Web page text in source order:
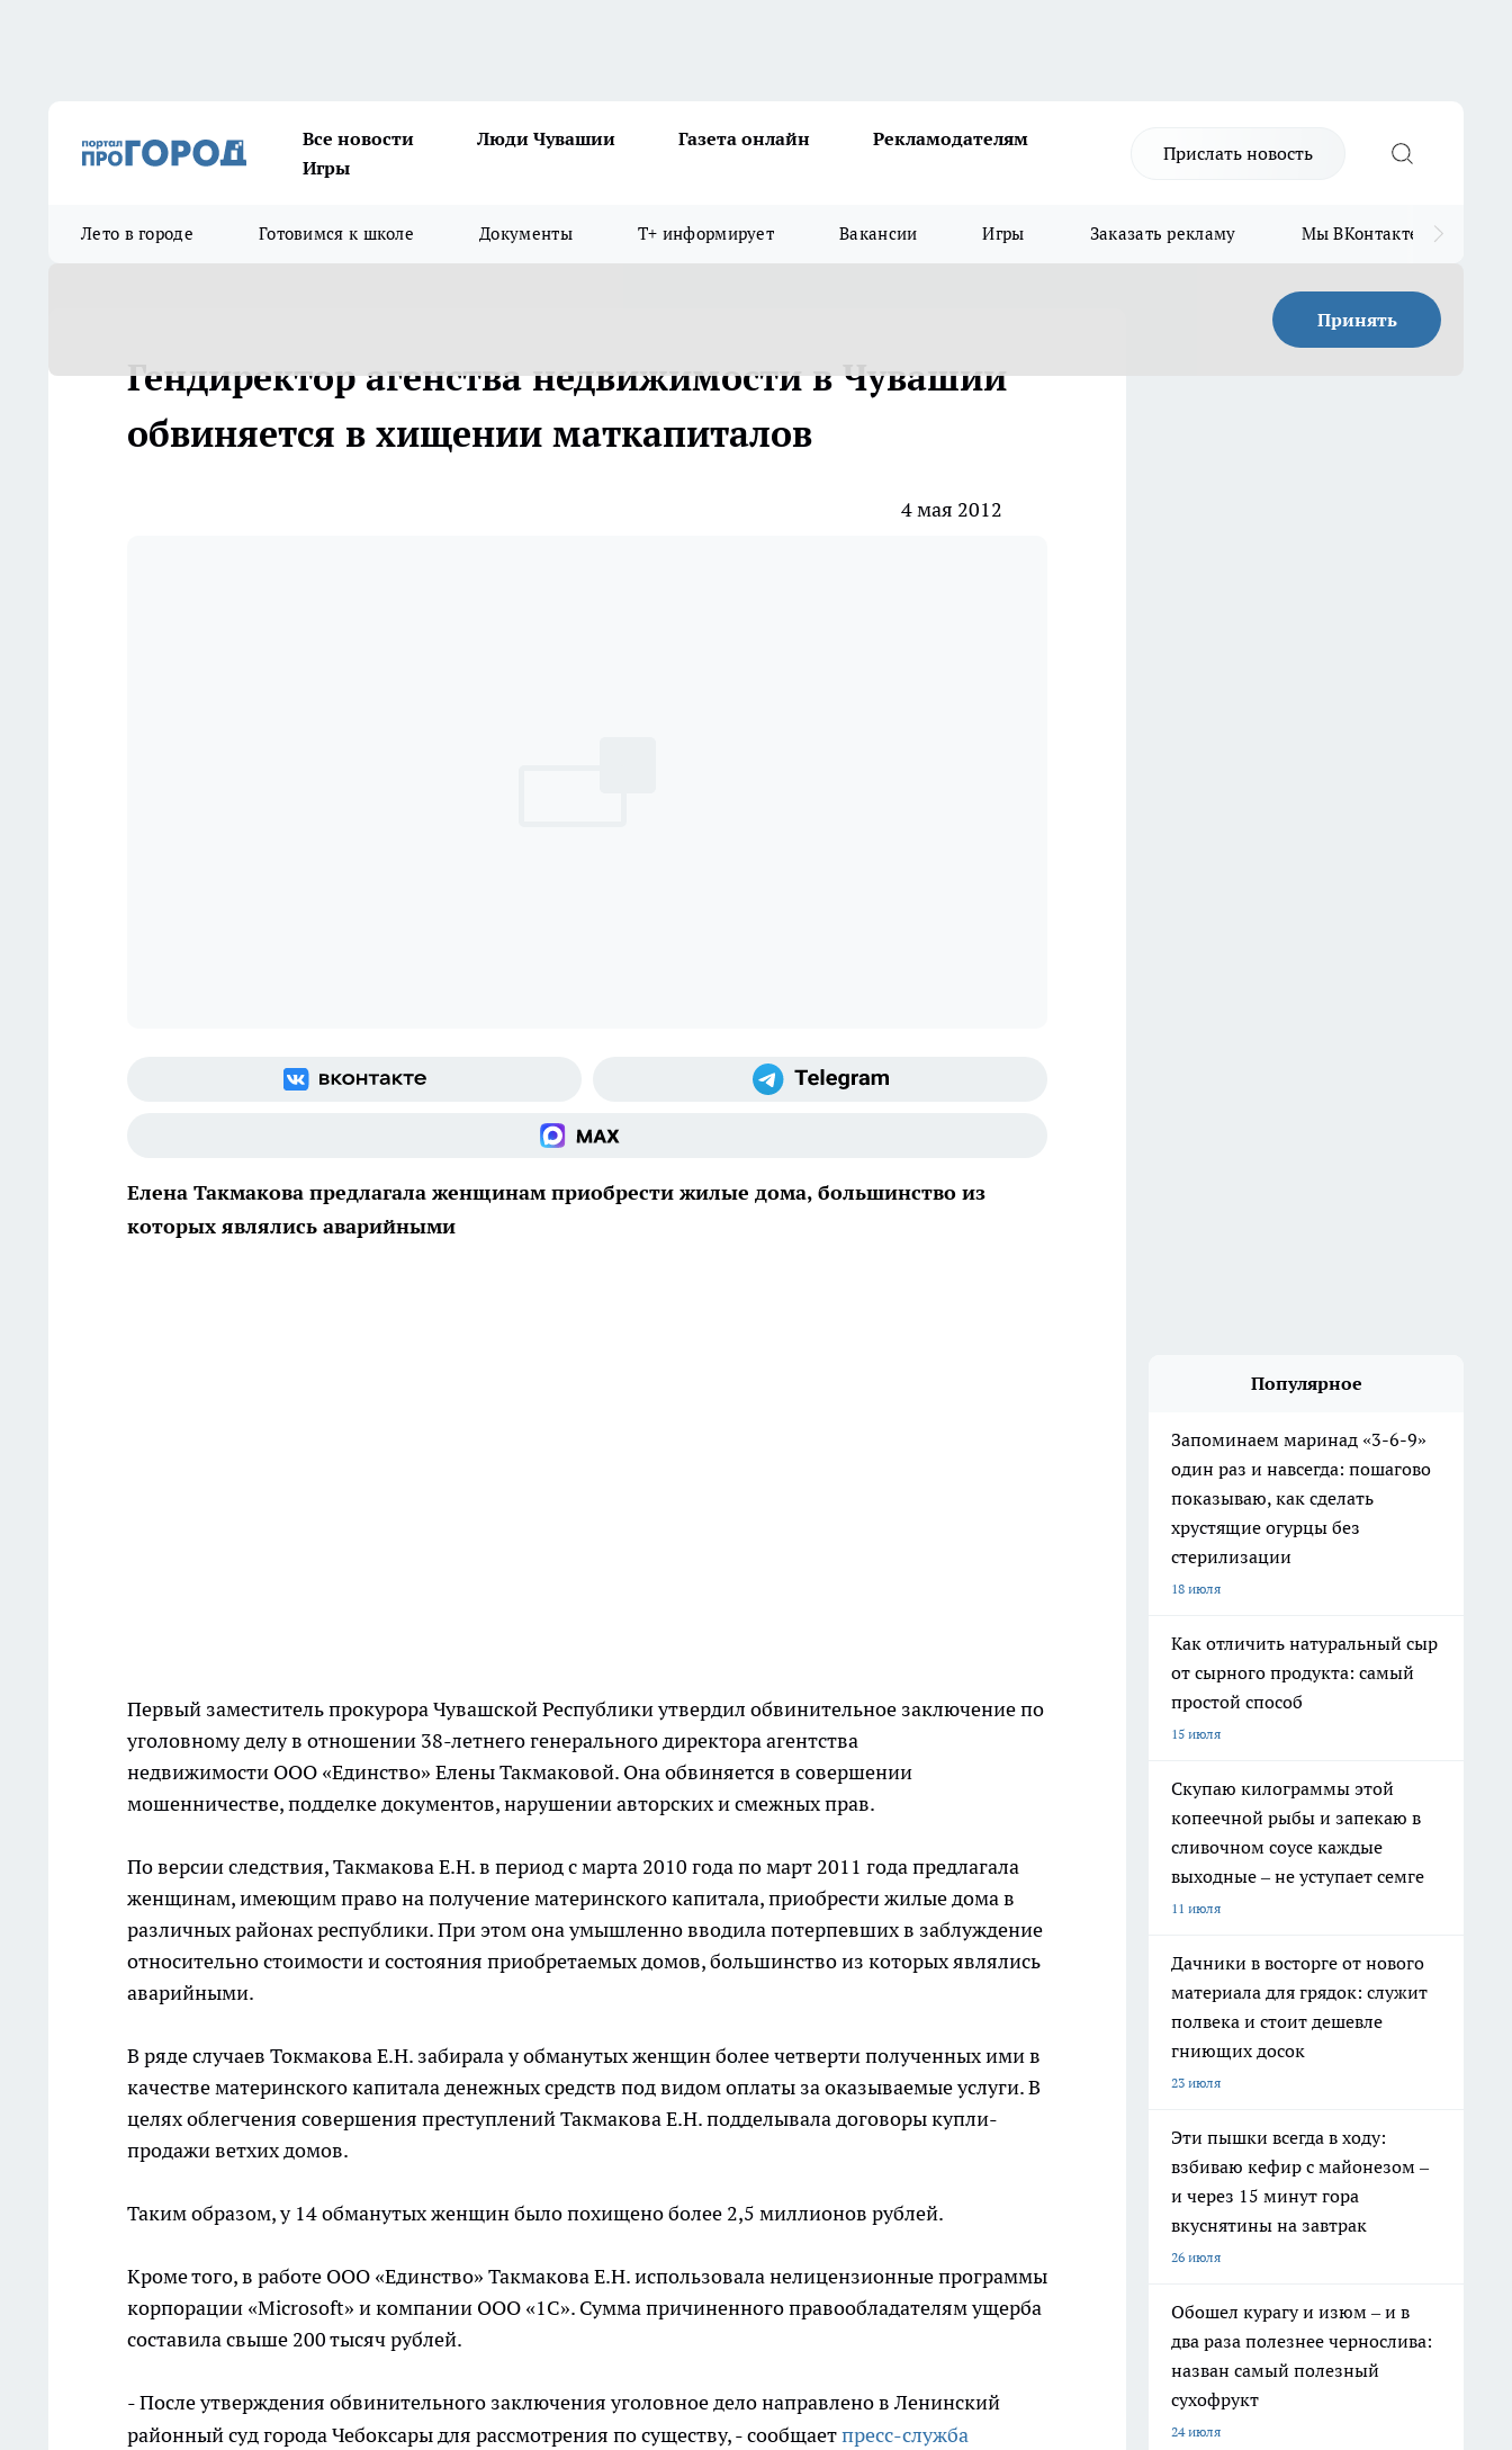
Все новости Люди Чувашии Газета онлайн
Рекламодателям
Игры
Прислать новость
Лето в городе Готовимся к школе Документы Т+ информирует Вакансии Игры Заказать рекламу Мы ВКонтакте
Принять
Гендиректор агенства недвижимости в Чувашии
обвиняется в хищении маткапиталов
4 мая 2012
Елена Такмакова предлагала женщинам приобрести жилые дома, большинство из
которых являлись аварийными
Первый заместитель прокурора Чувашской Республики утвердил обвинительное заключение по
уголовному делу в отношении 38-летнего генерального директора агентства
недвижимости ООО «Единство» Елены Такмаковой. Она обвиняется в совершении
мошенничестве, подделке документов, нарушении авторских и смежных прав.
По версии следствия, Такмакова Е.Н. в период с марта 2010 года по март 2011 года предлагала
женщинам, имеющим право на получение материнского капитала, приобрести жилые дома в
различных районах республики. При этом она умышленно вводила потерпевших в заблуждение
относительно стоимости и состояния приобретаемых домов, большинство из которых являлись
аварийными.
В ряде случаев Токмакова Е.Н. забирала у обманутых женщин более четверти полученных ими в
качестве материнского капитала денежных средств под видом оплаты за оказываемые услуги. В
целях облегчения совершения преступлений Такмакова Е.Н. подделывала договоры купли-
продажи ветхих домов.
Таким образом, у 14 обманутых женщин было похищено более 2,5 миллионов рублей.
Кроме того, в работе ООО «Единство» Такмакова Е.Н. использовала нелицензионные программы
корпорации «Microsoft» и компании ООО «1С». Сумма причиненного правообладателям ущерба
составила свыше 200 тысяч рублей.
- После утверждения обвинительного заключения уголовное дело направлено в Ленинский
районный суд города Чебоксары для рассмотрения по существу, - сообщаетпресс-служба
Популярное
Запоминаем маринад «3-6-9»
один раз и навсегда: пошагово
показываю, как сделать
хрустящие огурцы без
стерилизации
18 июля
Как отличить натуральный сыр
от сырного продукта: самый
простой способ
15 июля
Скупаю килограммы этой
копеечной рыбы и запекаю в
сливочном соусе каждые
выходные – не уступает семге
11 июля
Дачники в восторге от нового
материала для грядок: служит
полвека и стоит дешевле
гниющих досок
23 июля
Эти пышки всегда в ходу:
взбиваю кефир с майонезом –
и через 15 минут гора
вкуснятины на завтрак
26 июля
Обошел курагу и изюм – и в
два раза полезнее чернослива:
назван самый полезный
сухофрукт
24 июля